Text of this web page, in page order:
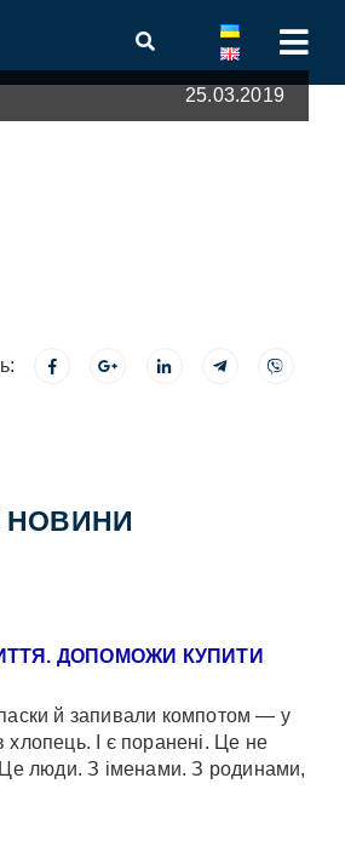
25.03.2019
НОВИНИ
ДОПОМОЖИ КУПИТИ
й запивали компотом — у
хлопець. І є поранені. Це не
Це люди. З іменами. З родинами,